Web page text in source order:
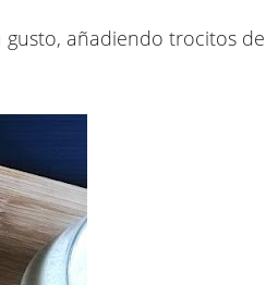
gusto, añadiendo trocitos de